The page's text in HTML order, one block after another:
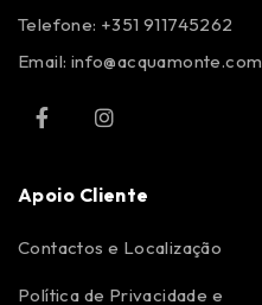
Telefone: +351 911745262
Email: info@acquamonte.com
Apoio Cliente
Contactos e Localização
Política de Privacidade e